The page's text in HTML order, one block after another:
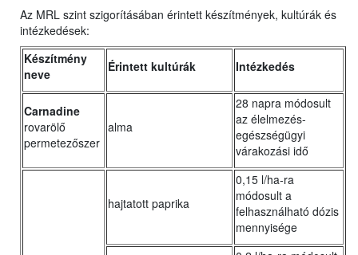
Az MRL szint szigorításában érintett készítmények, kultúrák és
intézkedések:
Készítmény
neve
Érintett kultúrák Intézkedés
Carnadine
rovarölő
permetezőszer
alma
28 napra módosult
az élelmezés-
egészségügyi
várakozási idő
hajtatott paprika
0,15 l/ha-ra
módosult a
felhasználható dózis
mennyisége